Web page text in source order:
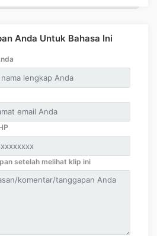
Anda Untuk Bahasa Ini
setelah melihat klip ini